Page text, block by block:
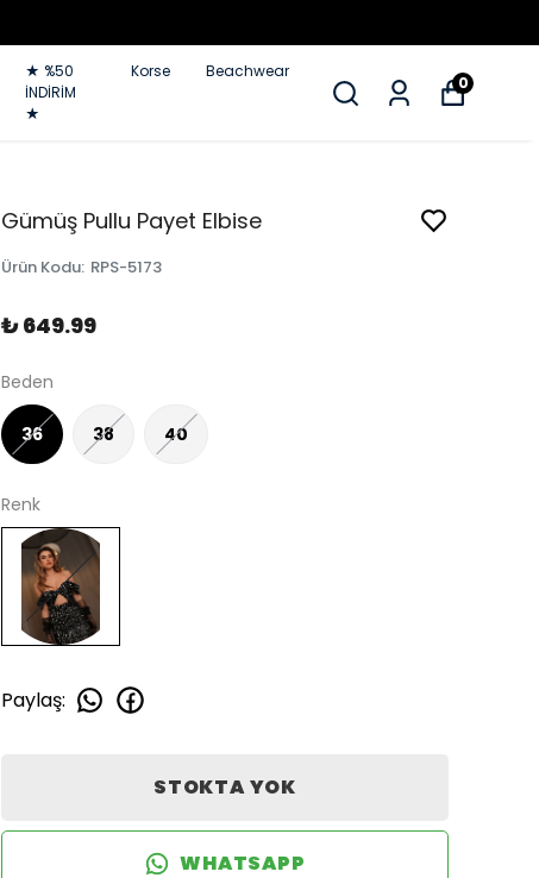
★ %50
İNDİRİM
★
Korse Beachwear
0
Gümüş Pullu Payet Elbise
Ürün Kodu: RPS-5173
₺ 649.99
Beden
36 38 40
Renk
Paylaş:
STOKTA YOK
WHATSAPP